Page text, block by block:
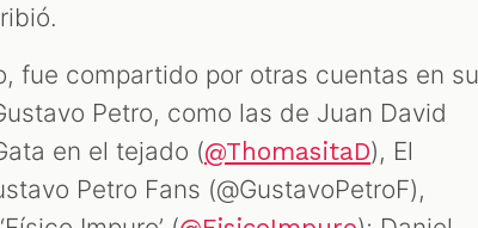
fue compartido por otras cuentas en
Petro, como las de Juan David
en el tejado (@ThomasitaD), El
Petro Fans (@GustavoPetroF),